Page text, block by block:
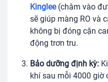
Kinglee(châm vào
sẽ giúp màng RO và
không bị đóng cặn
động trơn tru.
Bảo dưỡng định kỳ:
khí sau mỗi 4000 giờ